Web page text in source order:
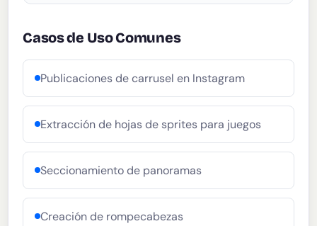
Casos de Uso Comunes
Publicaciones de carrusel en Instagram
Extracción de hojas de sprites para juegos
Seccionamiento de panoramas
Creación de rompecabezas